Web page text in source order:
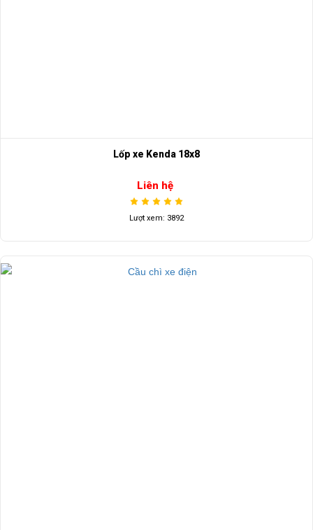
Lốp xe Kenda 18x8
Liên hệ
Lượt xem: 3892